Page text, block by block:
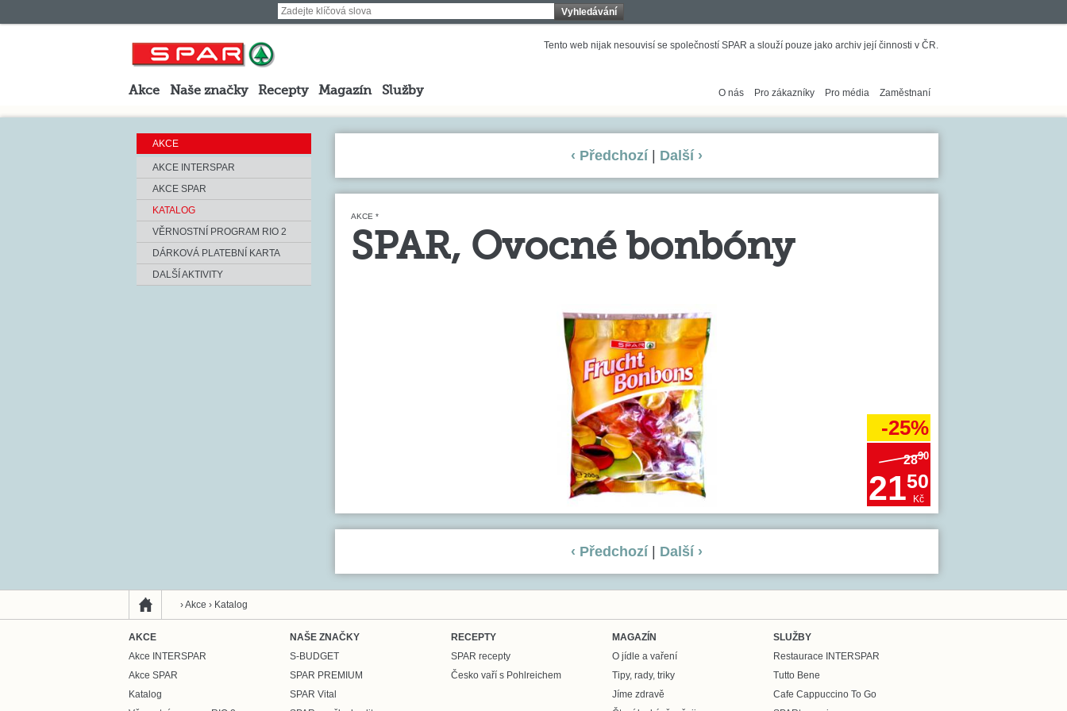
Vyhledávání
Tento web nijak nesouvisí se společností SPAR a slouží pouze jako archiv její činnosti v ČR.
O nás Pro zákazníky Pro média Zaměstnaní
Akce Naše značky Recepty Magazín Služby
AKCE
AKCE INTERSPAR
AKCE SPAR
KATALOG
VĚRNOSTNÍ PROGRAM RIO 2
DÁRKOVÁ PLATEBNÍ KARTA
DALŠÍ AKTIVITY
‹ Předchozí Další ›
AKCE *
SPAR, Ovocné bonbóny
-25%
2890
2150
Kč
‹ Předchozí Další ›
›Akce › Katalog
AKCE
Akce INTERSPAR
Akce SPAR
Katalog
NAŠE ZNAČKY
S-BUDGET
SPAR PREMIUM
SPAR Vital
RECEPTY
SPAR recepty
Česko vaří s Pohlreichem
MAGAZÍN
O jídle a vaření
Tipy, rady, triky
Jíme zdravě
SLUŽBY
Restaurace INTERSPAR
Tutto Bene
Cafe Cappuccino To Go